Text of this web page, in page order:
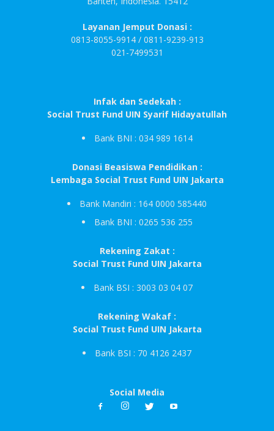
Layanan Jemput Donasi :
0813-8055-9914 / 0811-9239-913
021-7499531
Infak dan Sedekah :
Social Trust Fund UIN Syarif Hidayatullah
Bank BNI : 034 989 1614
Donasi Beasiswa Pendidikan :
Lembaga Social Trust Fund UIN Jakarta
Bank Mandiri : 164 0000 585440
Bank BNI : 0265 536 255
Rekening Zakat :
Social Trust Fund UIN Jakarta
Bank BSI : 3003 03 04 07
Rekening Wakaf :
Social Trust Fund UIN Jakarta
Bank BSI : 70 4126 2437
Social Media